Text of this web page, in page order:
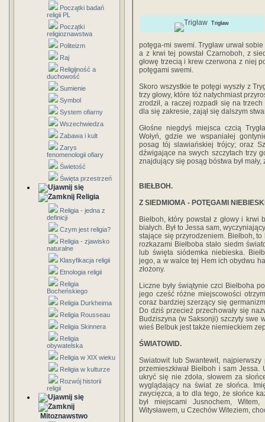
Początki badań
religii PL
Początki
religioznawstwa
Politeizm
Raj
Religijność a
duchowość
Sumienie
Symbol
System ofiarny
Wszechwiedza
Zabawa i kult
Zarys
fenomenologii ofiary
Świetość
Święta przestrzeń
Religia
Religia - jedna z
definicji
Czym jest religia?
Religia - zjawisko
naturalne
Klasyfikacja religii
Etnologia religii
Religia
Bocheńskiego
Religia Durkheima
Religia Rousseau
Religia Skinnera
Religia
obywatelska
Religia w XIX wieku
Religia w kulturze
Rozwój historii
religii
Mitoznawstwo
Trigław
potęga-mi swemi. Trygław urwał
a z krwi tej powstał Czarnoboh, z
głowę trzecią i krew czerwona z niej
potęgami swemi.
Skoro wszystkie te potęgi wyszły z
trzy głowy, które tóż natychmiast
zrodził, a raczej rozpadł się na
dla się zakresie, zajął się dalszym
Głośne niegdyś miejsca czcią
Wołyń, gdzie we wspaniałej
posag tój slawiańskiej trójcy; oraz
dźwigające na swych szczytach trzy
znajdujący się posąg bóstwa był
BIEŁBOH.
Z SIEDMIOMA - POTĘGAMI
Biełboh, który powstał z głowy i krwi
białych. Był to Jessa sam,
stające się przyrodzeniem. Biełboh,
rozkazami Biełboba stało siedm
lub święta siódemka niebieska.
jego, a w walce tej Hem ich obydwu
złożony.
Liczne były świątynie czci Biełboha
jego cześć różne miejscowości
coraz bardziej szerzący się
Do dziś przecież przechowały się
Budziszyna (w Saksonji) szczyty swe
wieś Belbuk jest także niemieckiem
ŚWIATOWID.
Swiatowit lub Swantewit, najpierwszy
przemieszkiwał Biełboh i sam
ukryć się nie zdoła, słowem za
wyglądający na świat ze słońca.
zwycięzca, a to dla tego, że słońce
był miejscami Jusnochem,
Witysławem, u Czechów Witeziem,